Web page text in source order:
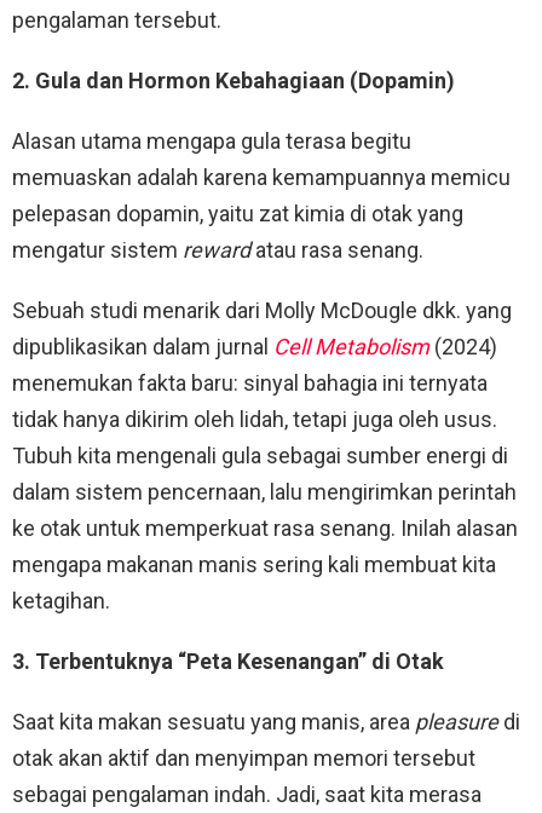
pengalaman tersebut.
2. Gula dan Hormon Kebahagiaan (Dopamin)
Alasan utama mengapa gula terasa begitu
memuaskan adalah karena kemampuannya memicu
pelepasan dopamin, yaitu zat kimia di otak yang
mengatur sistem rewardatau rasa senang.
Sebuah studi menarik dari Molly McDougle dkk. yang
dipublikasikan dalam jurnal Cell Metabolism (2024)
menemukan fakta baru: sinyal bahagia ini ternyata
tidak hanya dikirim oleh lidah, tetapi juga oleh usus.
Tubuh kita mengenali gula sebagai sumber energi di
dalam sistem pencernaan, lalu mengirimkan perintah
ke otak untuk memperkuat rasa senang. Inilah alasan
mengapa makanan manis sering kali membuat kita
ketagihan.
3. Terbentuknya “Peta Kesenangan” di Otak
Saat kita makan sesuatu yang manis, area pleasuredi
otak akan aktif dan menyimpan memori tersebut
sebagai pengalaman indah. Jadi, saat kita merasa